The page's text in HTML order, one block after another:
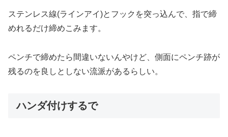
ステンレス線(ラインアイ)とフックを突っ込んで、指で締
めれるだけ締めこみます。
ペンチで締めたら間違いないんやけど、側面にペンチ跡が
残るのを良しとしない流派があるらしい。
ハンダ付けするで